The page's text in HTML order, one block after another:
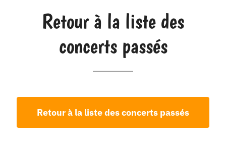
Retour à la liste des
concerts passés
Retour à la liste des concerts passés